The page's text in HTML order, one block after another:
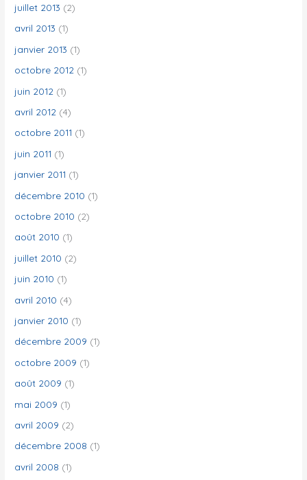
juillet 2013 (2)
avril 2013 (1)
janvier 2013 (1)
octobre 2012 (1)
juin 2012 (1)
avril 2012 (4)
octobre 2011 (1)
juin 2011 (1)
janvier 2011 (1)
décembre 2010 (1)
octobre 2010 (2)
août 2010 (1)
juillet 2010 (2)
juin 2010 (1)
avril 2010 (4)
janvier 2010 (1)
décembre 2009 (1)
octobre 2009 (1)
août 2009 (1)
mai 2009 (1)
avril 2009 (2)
décembre 2008 (1)
avril 2008 (1)